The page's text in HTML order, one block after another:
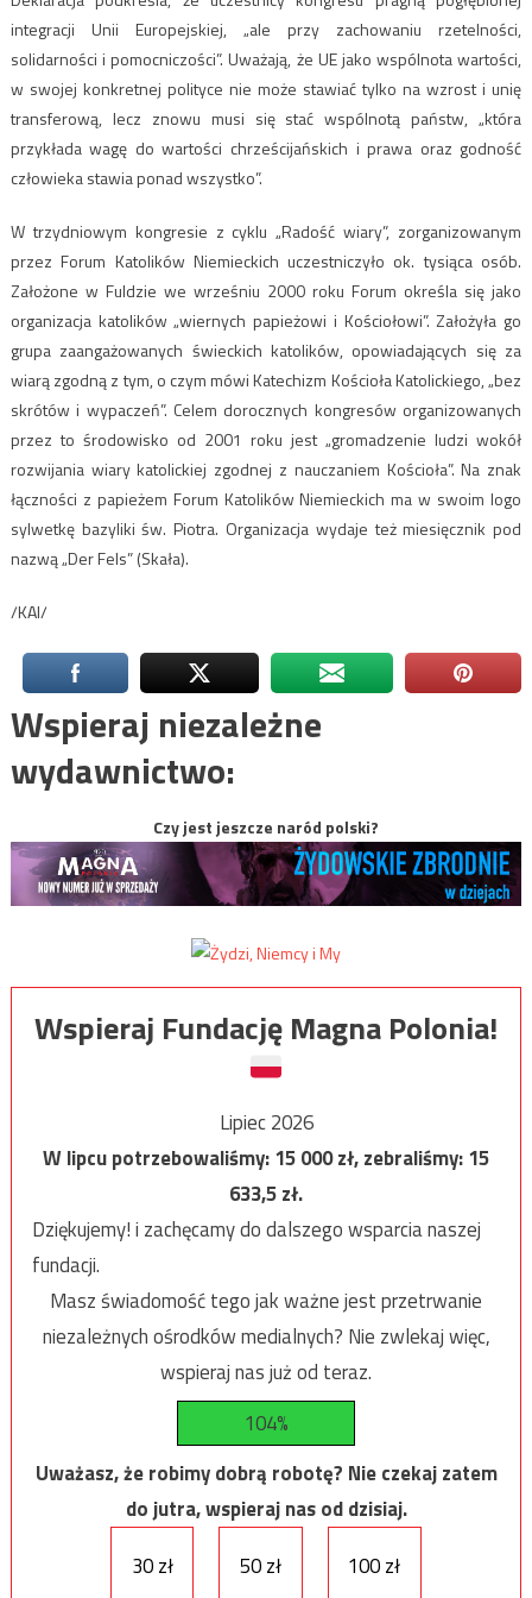
integracji Unii Europejskiej, „ale przy zachowaniu rzetelności,
solidarności i pomocniczości”. Uważają, że UE jako wspólnota wartości,
w swojej konkretnej polityce nie może stawiać tylko na wzrost i unię
transferową, lecz znowu musi się stać wspólnotą państw, „która
przykłada wagę do wartości chrześcijańskich i prawa oraz godność
człowieka stawia ponad wszystko”.
W trzydniowym kongresie z cyklu „Radość wiary”, zorganizowanym
przez Forum Katolików Niemieckich uczestniczyło ok. tysiąca osób.
Założone w Fuldzie we wrześniu 2000 roku Forum określa się jako
organizacja katolików „wiernych papieżowi i Kościołowi”. Założyła go
grupa zaangażowanych świeckich katolików, opowiadających się za
wiarą zgodną z tym, o czym mówi Katechizm Kościoła Katolickiego, „bez
skrótów i wypaczeń”. Celem dorocznych kongresów organizowanych
przez to środowisko od 2001 roku jest „gromadzenie ludzi wokół
rozwijania wiary katolickiej zgodnej z nauczaniem Kościoła”. Na znak
łączności z papieżem Forum Katolików Niemieckich ma w swoim logo
sylwetkę bazyliki św. Piotra. Organizacja wydaje też miesięcznik pod
nazwą „Der Fels” (Skała).
/KAI/
Wspieraj niezależne
wydawnictwo:
Czy jest jeszcze naród polski?
Wspieraj Fundację Magna Polonia!
Lipiec 2026
W lipcu potrzebowaliśmy:15 000zł, zebraliśmy:15
633,5zł.
Dziękujemy! i zachęcamy do dalszego wsparcia naszej
fundacji.
Masz świadomość tego jak ważne jest przetrwanie
niezależnych ośrodków medialnych? Nie zwlekaj więc,
wspieraj nas już od teraz.
104%
Uważasz, że robimy dobrą robotę? Nie czekaj zatem
do jutra, wspieraj nas od dzisiaj.
30 zł
50 zł 100 zł